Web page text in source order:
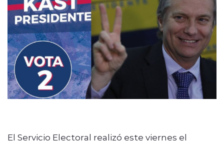
modo claro
El Servicio Electoral realizó este viernes el